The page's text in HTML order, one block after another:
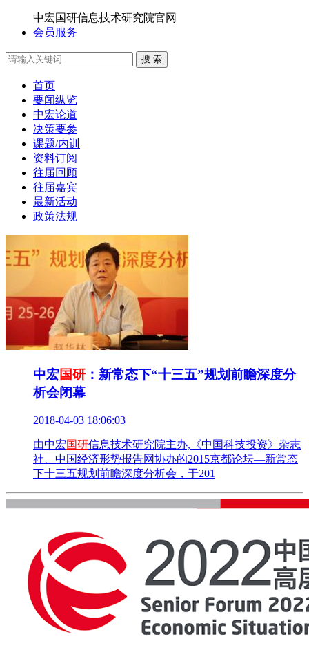
中宏国研信息技术研究院官网
会员服务
搜 索
首页
要闻纵览
中宏论道
决策要参
课题/内训
资料订阅
往届回顾
往届嘉宾
最新活动
政策法规
中宏国研 ：新常态下“十三五”规划前瞻深度分
析会闭幕
2018-04-03 18:06:03
由中宏国研信息技术研究院主办,《中国科技投资》杂志
社、中国经济形势报告网协办的2015京都论坛—新常态
下十三五规划前瞻深度分析会，于201